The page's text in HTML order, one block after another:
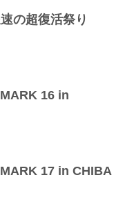
の超復活祭り
16 in
17 in CHIBA